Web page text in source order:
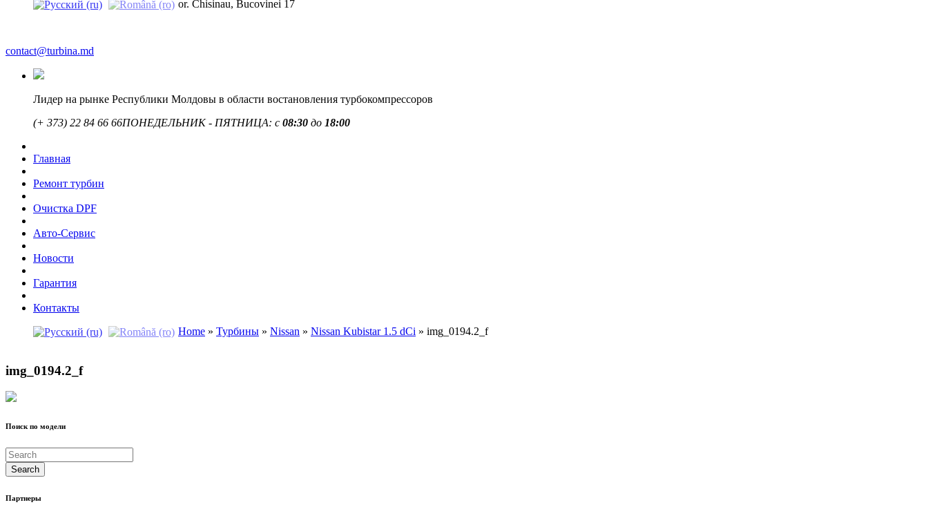
or. Chisinau, Bucovinei 17
contact@turbina.md
Лидер на рынке Республики Молдовы в области востановления турбокомпрессоров
(+ 373) 22 84 66 66ПОНЕДЕЛЬНИК - ПЯТНИЦА: с 08:30 до 18:00
Главная
Ремонт турбин
Очистка DPF
Авто-Сервис
Новости
Гарантия
Контакты
Home » Турбины » Nissan » Nissan Kubistar 1.5 dCi » img_0194.2_f
img_0194.2_f
Поиск по модели
Партнеры